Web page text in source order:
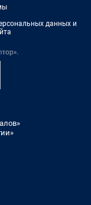
данных и